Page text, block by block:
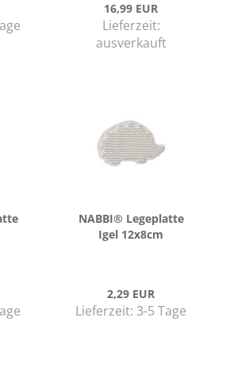
16,99 EUR
Lieferzeit:
ausverkauft
NABBI® Le­ge­plat­te
Igel 12x8cm
2,29 EUR
Lieferzeit: 3-5 Tage